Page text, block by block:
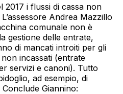
2017 i flussi di cassa non
Andrea Mazzillo
comunale non è
gestione delle entrate,
di mancati introiti per gli
incassati (entrate
servizi e canoni). Tutto
ad esempio, di
Giannino: